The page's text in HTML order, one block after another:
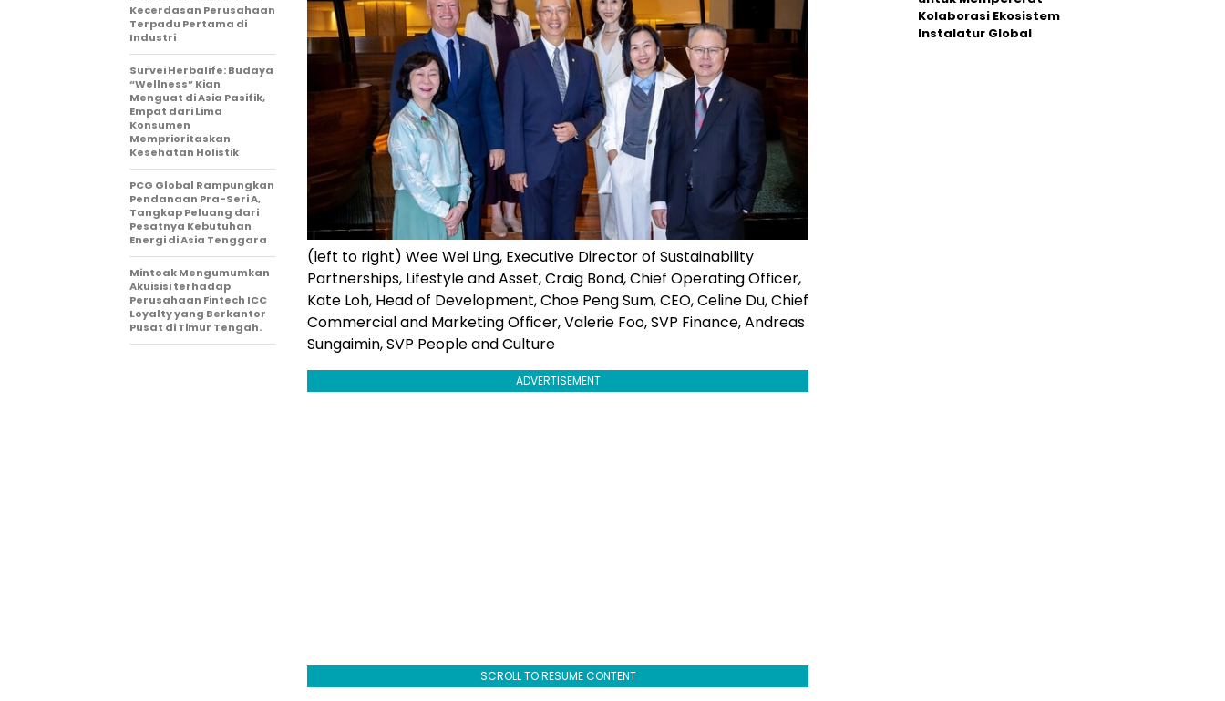
(left to right) Wee Wei Ling, Executive Director of Sustainability
Partnerships, Lifestyle and Asset, Craig Bond, Chief Operating Officer,
Kate Loh, Head of Development, Choe Peng Sum, CEO, Celine Du, Chief
Commercial and Marketing Officer, Valerie Foo, SVP Finance, Andreas
Sungaimin, SVP People and Culture
ADVERTISEMENT
SCROLL TO RESUME CONTENT
Kecerdasan Perusahaan
Terpadu Pertama di
Industri
Survei Herbalife: Budaya
“Wellness” Kian
Menguat di Asia Pasifik,
Empat dari Lima
Konsumen
Memprioritaskan
Kesehatan Holistik
PCG Global Rampungkan
Pendanaan Pra-Seri A,
Tangkap Peluang dari
Pesatnya Kebutuhan
Energi di Asia Tenggara
Mintoak Mengumumkan
Akuisisi terhadap
Perusahaan Fintech ICC
Loyalty yang Berkantor
Pusat di Timur Tengah.
Kolaborasi Ekosistem
Instalatur Global